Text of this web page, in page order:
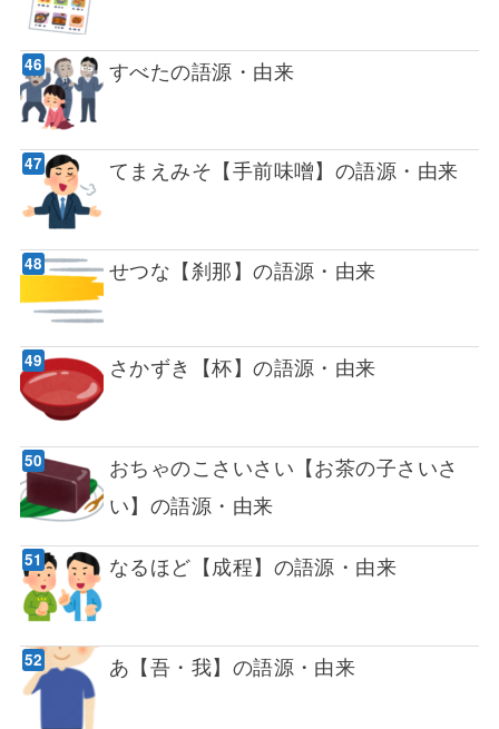
すべたの語源・由来
てまえみそ【手前味噌】の語源・由来
せつな【刹那】の語源・由来
さかずき【杯】の語源・由来
おちゃのこさいさい【お茶の子さいさ
い】の語源・由来
なるほど【成程】の語源・由来
あ【吾・我】の語源・由来